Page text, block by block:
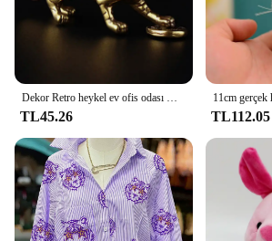
Dekor Retro heykel ev ofis odası masaüstü dekorasyon hediye Diy kaplan döküm hayvan heykelcik soyut geometrik tarzı Metal
TL45.26 TL112.05